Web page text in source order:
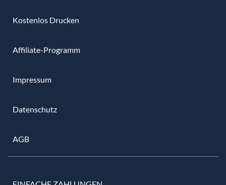
Kostenlos Drucken
Affiliate-Programm
Impressum
Datenschutz
AGB